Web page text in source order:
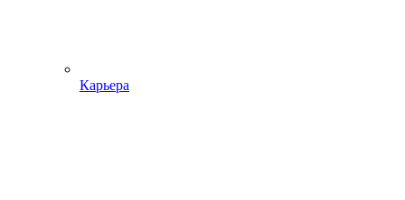
Карьера